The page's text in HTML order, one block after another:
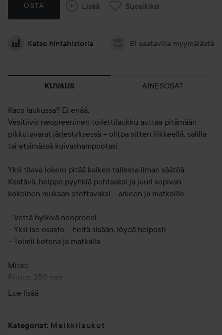
OSTA Lisää Suosikiksi
Katso hintahistoria Ei saatavilla myymälästä
KUVAUS AINESOSAT
Kaos laukussa? Ei enää.
Vesitiivis neopreeninen toilettilaukku auttaa pitämään
pikkutavarat järjestyksessä – olitpa sitten liikkeellä, salilla
tai etsimässä kuivashampootasi.
Yksi tilava lokero pitää kaiken tallessa ilman säätöä.
Kestävä, helppo pyyhkiä puhtaaksi ja juuri sopivan
kokoinen mukaan otettavaksi – arkeen ja matkoille.
– Vettä hylkivä neopreeni
– Yksi iso osasto – heitä sisään, löydä helposti
– Toimii kotona ja matkalla
Mitat:
Pituus: 250 mm
Korkeus: 175 mm
Leveys: 90 mm
Lue lisää
Kategoriat: Meikkilaukut